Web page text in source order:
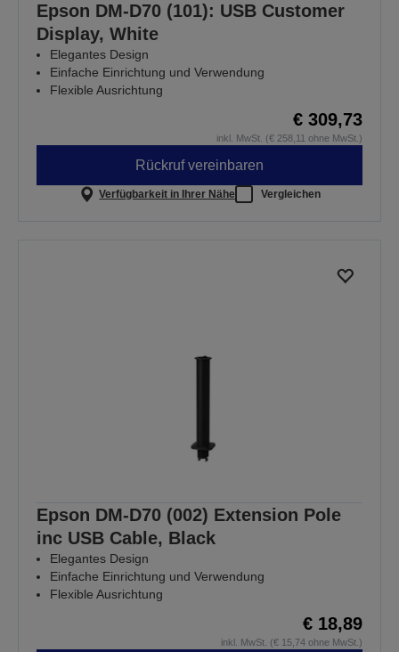
Epson DM-D70 (101): USB Customer
Display, White
Elegantes Design
Einfache Einrichtung und Verwendung
Flexible Ausrichtung
€ 309,73
inkl. MwSt. (€ 258,11 ohne MwSt.)
Rückruf vereinbaren
Verfügbarkeit in Ihrer Nähe Vergleichen
Epson DM-D70 (002) Extension Pole
inc USB Cable, Black
Elegantes Design
Einfache Einrichtung und Verwendung
Flexible Ausrichtung
€ 18,89
inkl. MwSt. (€ 15,74 ohne MwSt.)